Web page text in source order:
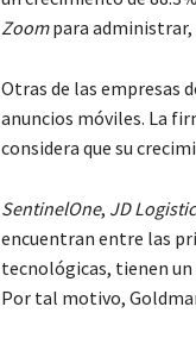
Zoompara
Otras de las empresas
anuncios móviles. La
considera que su
SentinelOne, JD
encuentran entre las
tecnológicas, tienen
Por tal motivo,